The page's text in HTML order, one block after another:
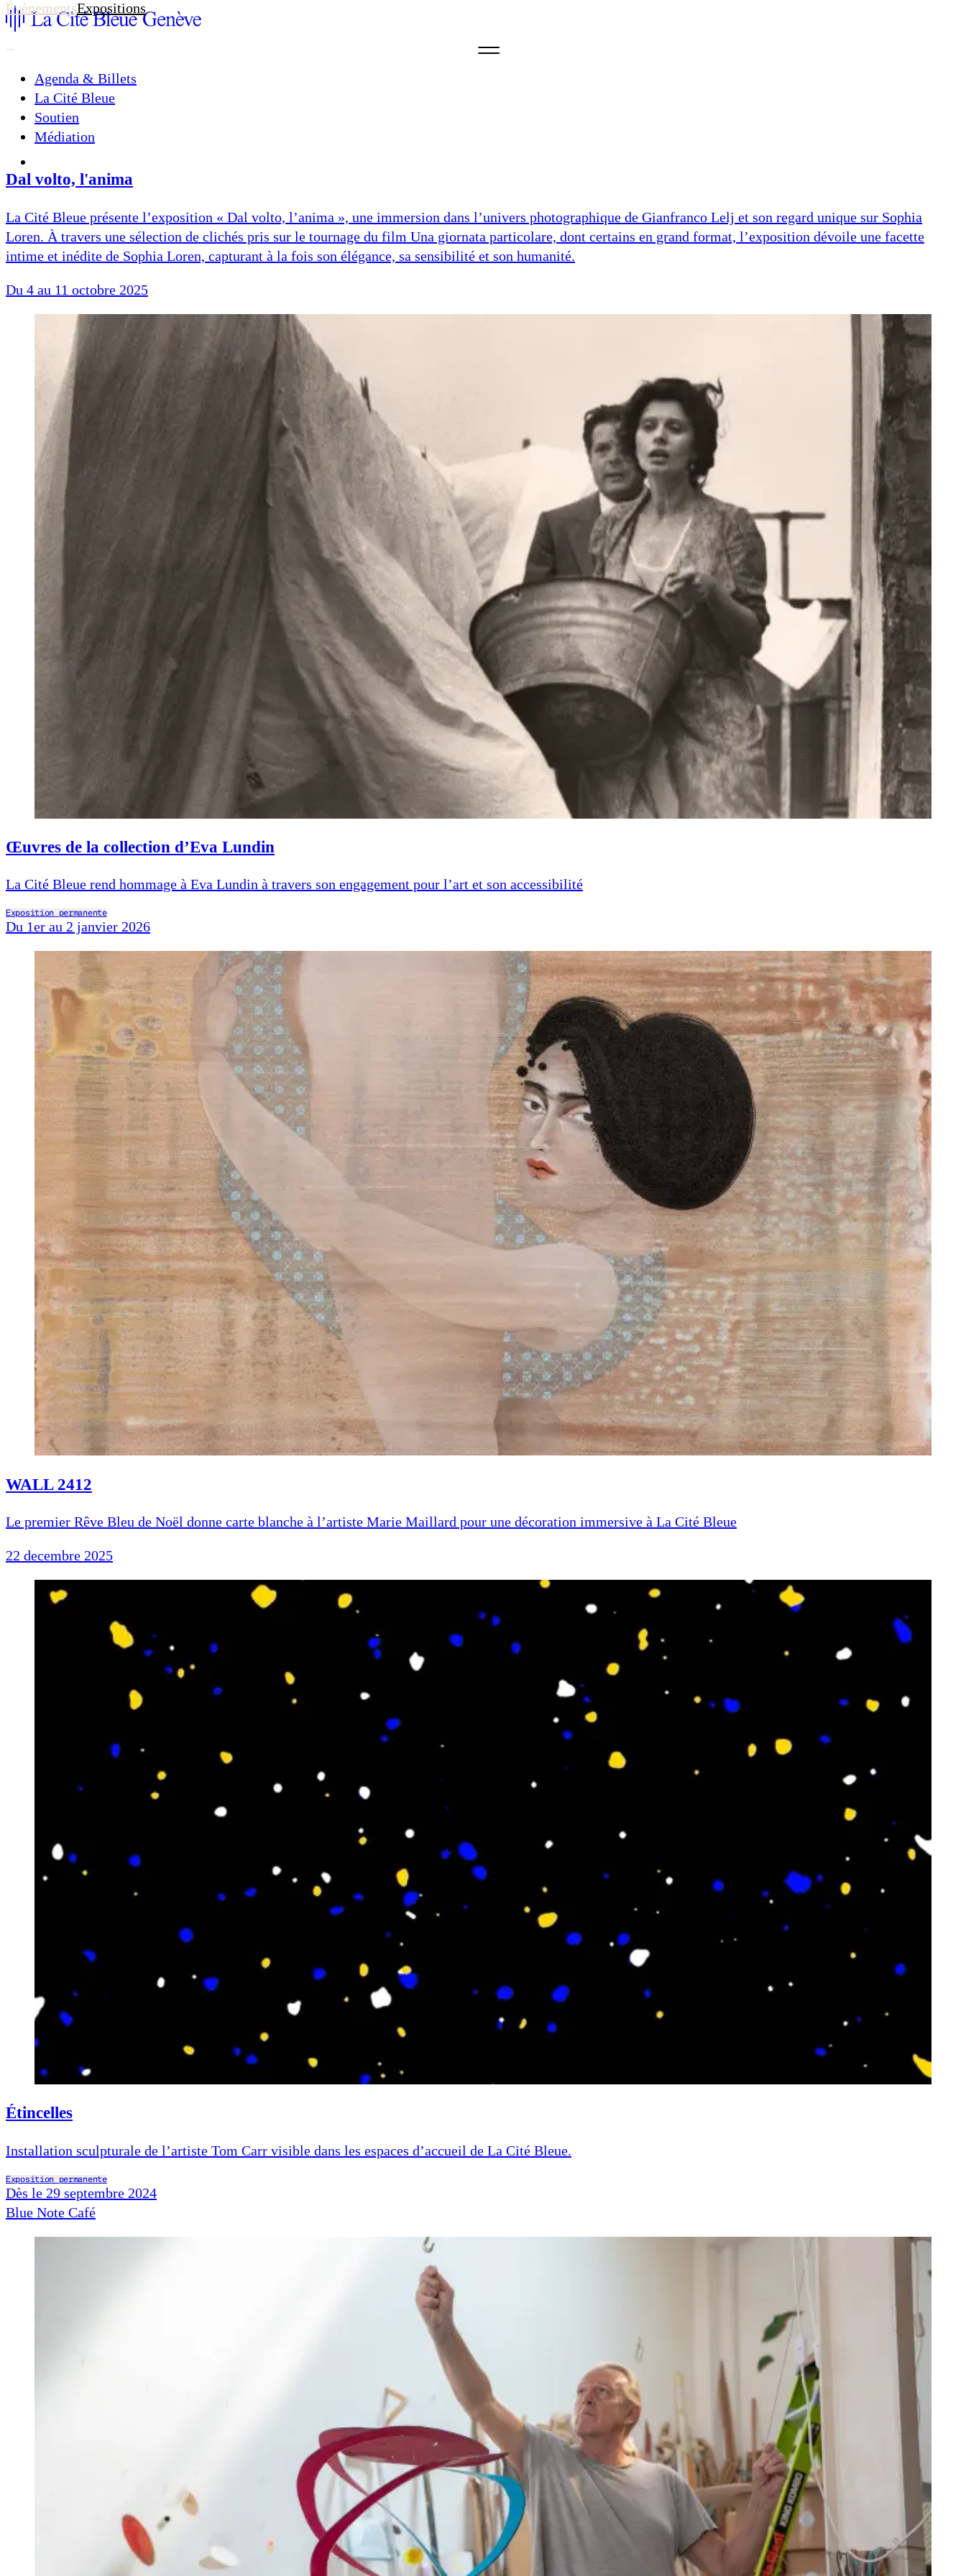
Agenda & Billets
La Cité Bleue
Soutien
Médiation
ÉvènementsExpositions
Dal volto, l'anima
La Cité Bleue présente l’exposition « Dal volto, l’anima », une immersion dans l’univers photographique de Gianfranco Lelj et son regard unique sur Sophia
Loren. À travers une sélection de clichés pris sur le tournage du film Una giornata particolare, dont certains en grand format, l’exposition dévoile une facette
intime et inédite de Sophia Loren, capturant à la fois son élégance, sa sensibilité et son humanité.
Du 4 au 11 octobre 2025
Œuvres de la collection d’Eva Lundin
La Cité Bleue rend hommage à Eva Lundin à travers son engagement pour l’art et son accessibilité
Exposition permanente
Du 1er au 2 janvier 2026
WALL 2412
Le premier Rêve Bleu de Noël donne carte blanche à l’artiste Marie Maillard pour une décoration immersive à La Cité Bleue
22 decembre 2025
Étincelles
Installation sculpturale de l’artiste Tom Carr visible dans les espaces d’accueil de La Cité Bleue.
Exposition permanente
Dès le 29 septembre 2024
Blue Note Café